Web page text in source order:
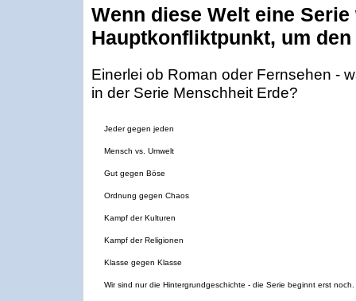
Wenn diese Welt eine
Hauptkonfliktpunkt, um
Einerlei ob Roman oder Fernsehen -
in der Serie Menschheit Erde?
Jeder gegen jeden
Mensch vs. Umwelt
Gut gegen Böse
Ordnung gegen Chaos
Kampf der Kulturen
Kampf der Religionen
Klasse gegen Klasse
Wir sind nur die Hintergrundgeschichte - die Serie beginnt erst noch.